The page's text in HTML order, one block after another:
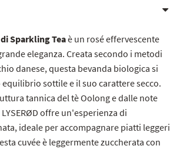
di Sparkling Teaè un rosé effervescente
eleganza. Creata secondo i metodi
danese, questa bevanda biologica si
sottile e il suo carattere secco.
tannica del tè Oolong e dalle note
offre un'esperienza di
ideale per accompagnare piatti leggeri
cuvée è leggermente zuccherata con